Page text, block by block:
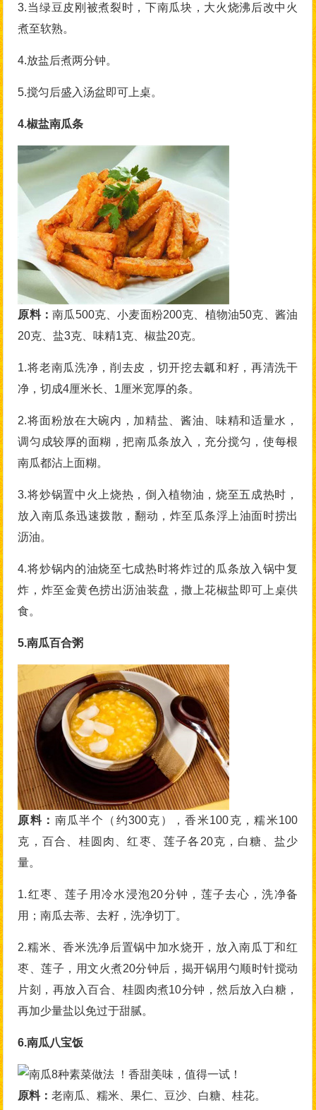
3.当绿豆皮刚被煮裂时，下南瓜块，大火烧沸后改中火
煮至软熟。
4.放盐后煮两分钟。
5.搅匀后盛入汤盆即可上桌。
4.椒盐南瓜条
原料：南瓜500克、小麦面粉200克、植物油50克、酱油
20克、盐3克、味精1克、椒盐20克。
1.将老南瓜洗净，削去皮，切开挖去瓤和籽，再清洗干
净，切成4厘米长、1厘米宽厚的条。
2.将面粉放在大碗内，加精盐、酱油、味精和适量水，
调匀成较厚的面糊，把南瓜条放入，充分搅匀，使每根
南瓜都沾上面糊。
3.将炒锅置中火上烧热，倒入植物油，烧至五成热时，
放入南瓜条迅速拨散，翻动，炸至瓜条浮上油面时捞出
沥油。
4.将炒锅内的油烧至七成热时将炸过的瓜条放入锅中复
炸，炸至金黄色捞出沥油装盘，撒上花椒盐即可上桌供
食。
5.南瓜百合粥
原料： 南瓜半个（约300克），香米100克，糯米100
克，百合、桂圆肉、红枣、莲子各20克，白糖、盐少
量。
1.红枣、莲子用冷水浸泡20分钟，莲子去心，洗净备
用；南瓜去蒂、去籽，洗净切丁。
2.糯米、香米洗净后置锅中加水烧开，放入南瓜丁和红
枣、莲子，用文火煮20分钟后，揭开锅用勺顺时针搅动
片刻，再放入百合、桂圆肉煮10分钟，然后放入白糖，
再加少量盐以免过于甜腻。
6.南瓜八宝饭
原料：老南瓜、糯米、果仁、豆沙、白糖、桂花。